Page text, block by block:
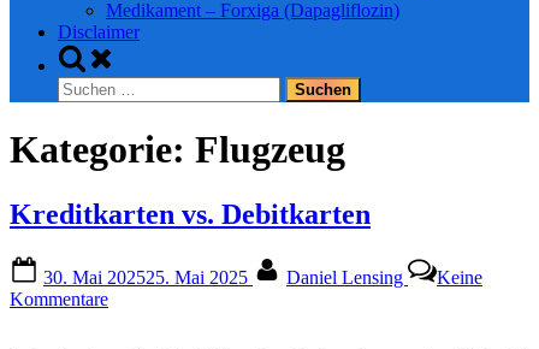
Medikament – Forxiga (Dapagliflozin)
Disclaimer
Toggle
search
form
Suchen
nach:
Kategorie: Flugzeug
Kreditkarten vs. Debitkarten
on
30. Mai 202525. Mai 2025 Daniel Lensing
Keine
Kommentarezu